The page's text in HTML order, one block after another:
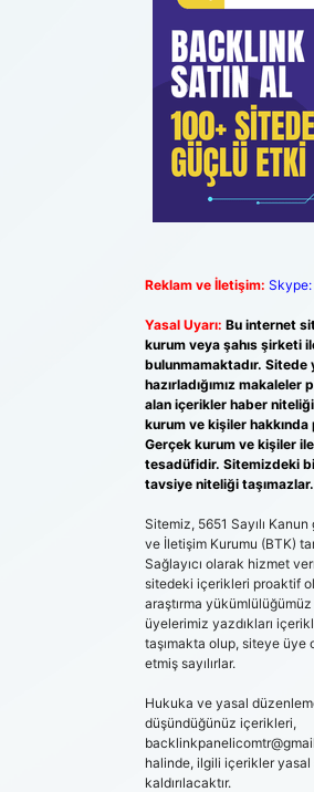
Reklam ve İletişim:
Yasal Uyarı: Bu internet
kurum veya şahıs şirketi
bulunmamaktadır. Sitede
hazırladığımız makaleler
alan içerikler haber
kurum ve kişiler hakkında
Gerçek kurum ve kişiler
tesadüfidir. Sitemizdeki
tavsiye niteliği taşımazlar.
Sitemiz, 5651 Sayılı
ve İletişim Kurumu (BTK)
Sağlayıcı olarak hizmet
sitedeki içerikleri proaktif
araştırma
üyelerimiz yazdıkları
taşımakta olup, siteye üye
etmiş sayılırlar.
Hukuka ve yasal
düşündüğünüz içerikleri,
halinde, ilgili içerikler
kaldırılacaktır.